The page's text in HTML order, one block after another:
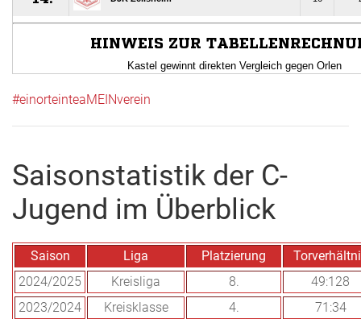
#einorteinteaMEINverein
Saisonstatistik der C-
Jugend im Überblick
Saison Liga Platzierung
2024/2025
Kreisliga 8.
49:128
2023/2024
Kreisklasse 4.
71:34